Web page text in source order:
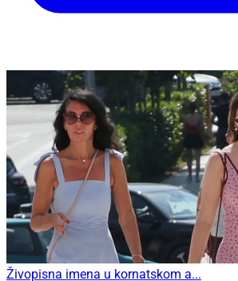
Živopisna imena u kornatskom a...